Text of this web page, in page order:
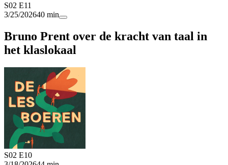
S02 E11
3/25/202640 min
Bruno Prent over de kracht van taal in
het klaslokaal
S02 E10